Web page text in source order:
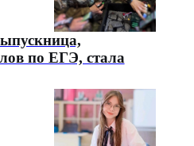
по ЕГЭ, стала